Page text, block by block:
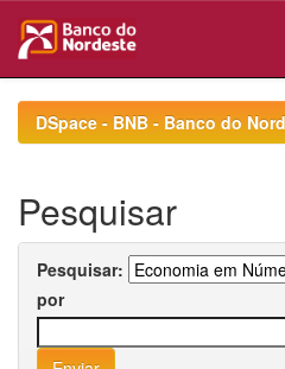
navigationDSpace - BNB - Banco do
Pesquisar
Pesquisar:
por